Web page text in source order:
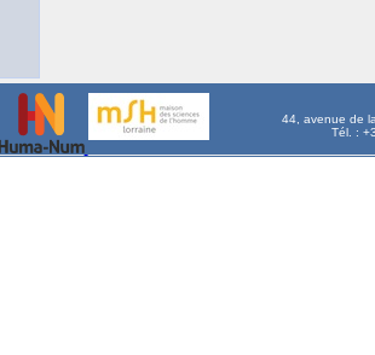
44, avenue de
Tél. :